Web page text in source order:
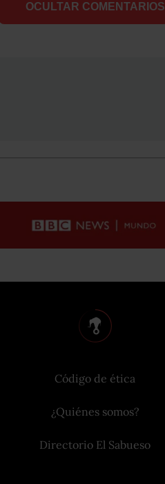
OCULTAR COMENTARIOS
Código de ética
¿Quiénes somos?
Directorio El Sabueso